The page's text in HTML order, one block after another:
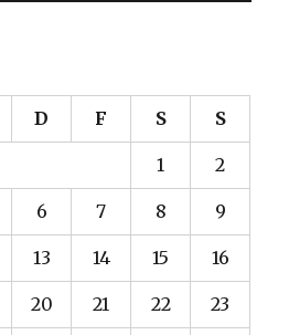
D F S S
1 2
6 7 8 9
13 14 15 16
20 21 22 23